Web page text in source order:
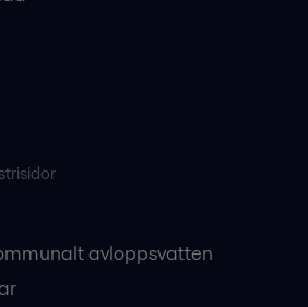
avloppsvatten